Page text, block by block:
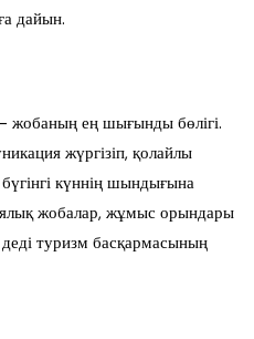
дайын.
ең шығынды бөлігі.
жүргізіп, қолайлы
күннің шындығына
жобалар, жұмыс орындары
туризм басқармасының